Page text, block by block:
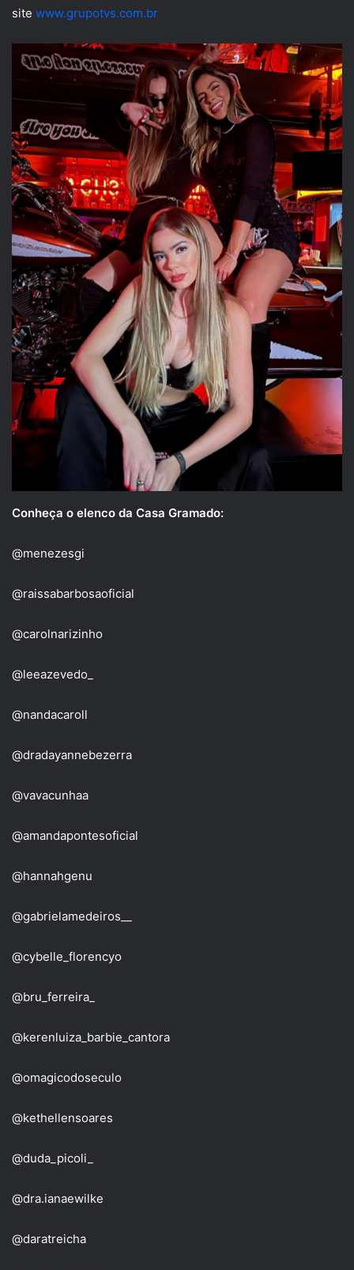
site www.grupotvs.com.br
Conheça o elenco da Casa Gramado:
@menezesgi
@raissabarbosaoficial
@carolnarizinho
@leeazevedo_
@nandacaroll
@dradayannebezerra
@vavacunhaa
@amandapontesoficial
@hannahgenu
@gabrielamedeiros__
@cybelle_florencyo
@bru_ferreira_
@kerenluiza_barbie_cantora
@omagicodoseculo
@kethellensoares
@duda_picoli_
@dra.ianaewilke
@daratreicha